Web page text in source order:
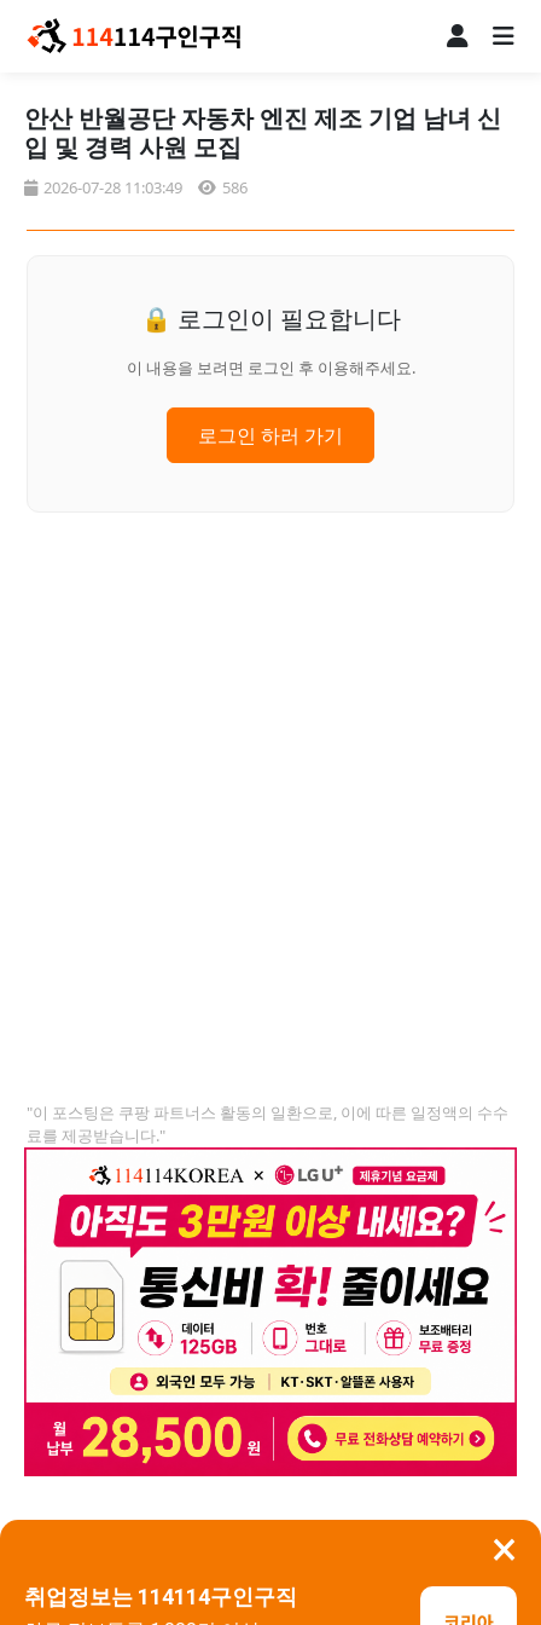
×
취업정보는 114114구인구직
안산 반월공단 자동차 엔진 제조 기업 남녀 신
입 및 경력 사원 모집
2026-07-28 11:03:49 586
🔒 로그인이 필요합니다
이 내용을 보려면 로그인 후 이용해주세요.
로그인 하러 가기
"이 포스팅은 쿠팡 파트너스 활동의 일환으로, 이에 따른 일정액의 수수
료를 제공받습니다."